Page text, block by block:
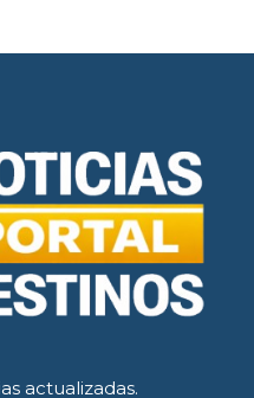
actualizadas.